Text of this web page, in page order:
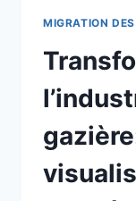
MIGRATION